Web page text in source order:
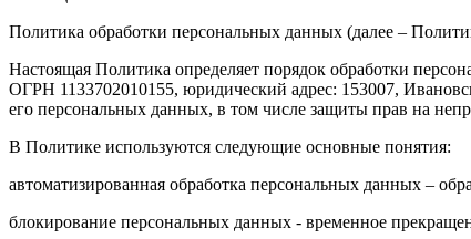
Политика обработки персональных данных (далее –
Настоящая Политика определяет порядок обработки
ОГРН 1133702010155, юридический адрес: 153007,
его персональных данных, в том числе защиты прав на
В Политике используются следующие основные понятия:
автоматизированная обработка персональных данных –
блокирование персональных данных - временное